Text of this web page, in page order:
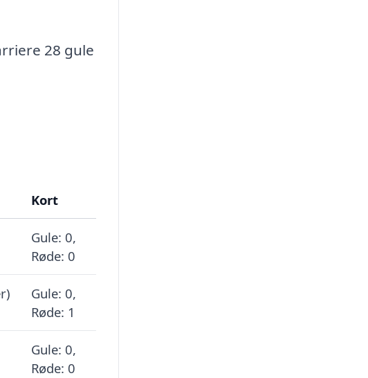
28 gule
Kort
Gule: 0,
Røde: 0
Gule: 0,
Røde: 1
Gule: 0,
Røde: 0